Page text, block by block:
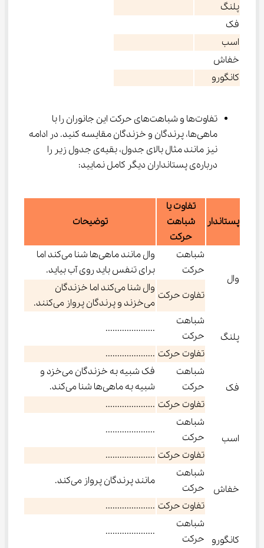
پلنگ
فک
اسب
خفاش
کانگورو
تفاوت‌ها و شباهت‌های حرکت این جانوران را با
ماهی‌ها، پرندگان و خزندگان مقایسه کنید. در ادامه
نیز مانند مثال بالای جدول، بقیه‌ی جدول زیر را
درباره‌ی پستانداران دیگر کامل نمایید:
پستاندار
تفاوت یا
شباهت
حرکت
توضیحات
وال
شباهت
حرکت
وال مانند ماهی‌ها شنا می‌کند اما
برای تنفس باید روی آب بیاید.
تفاوت حرکت
وال شنا می‌کند اما خزندگان
می‌خزند و پرندگان پرواز می‌کنند.
پلنگ
شباهت
حرکت
.....................
تفاوت حرکت .....................
فک
شباهت
حرکت
فک شبیه به خزندگان می‌خزد و
شبیه به ماهی‌ها شنا می‌کند.
تفاوت حرکت .....................
اسب
شباهت
حرکت
.....................
تفاوت حرکت .....................
خفاش
شباهت
حرکت
مانند پرندگان پرواز می‌کند.
تفاوت حرکت .....................
کانگورو
شباهت
حرکت
.....................